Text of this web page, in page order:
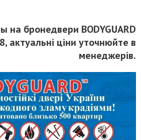
на бронедвери BODYGUARD
актуальні ціни уточнюйте в
менеджерів.